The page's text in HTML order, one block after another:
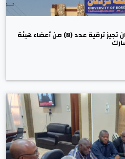
لجنة الترقيات بجامعة كردفان تجيز ترقية عدد (8) من أعضاء هيئة